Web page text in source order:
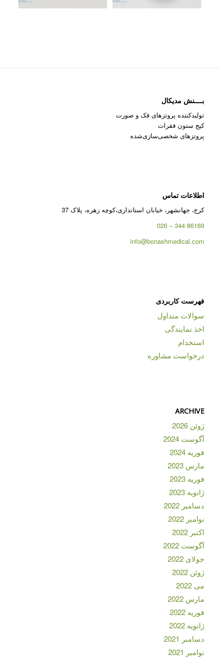
بــــنش مدیکال
تولیدکننده پروتزهای فک و صورت
کیج ستون فقرات
پروتزهای شخصی‌سازی‌شده
اطلاعات تماس
کرج، جهانشهر، خیابان استانداری،کوچه زهره، پلاک 37
86169 344 – 026
info@bonashmedical.com
فهرست کاربردی
سوالات متداول
اخذ نمایندگی
استخدام
درخواست مشاوره
ARCHIVE
ژوئن 2026
آگوست 2024
فوریه 2024
مارس 2023
فوریه 2023
ژانویه 2023
دسامبر 2022
نوامبر 2022
اکتبر 2022
آگوست 2022
جولای 2022
ژوئن 2022
می 2022
مارس 2022
فوریه 2022
ژانویه 2022
دسامبر 2021
نوامبر 2021